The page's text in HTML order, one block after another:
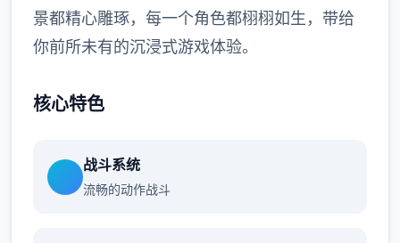
景都精心雕琢，每一个角色都栩栩如生，带给
你前所未有的沉浸式游戏体验。
核心特色
战斗系统
流畅的动作战斗